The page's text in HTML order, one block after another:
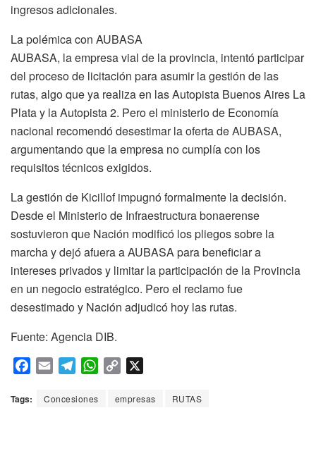
ingresos adicionales.
La polémica con AUBASA
AUBASA, la empresa vial de la provincia, intentó participar
del proceso de licitación para asumir la gestión de las
rutas, algo que ya realiza en las Autopista Buenos Aires La
Plata y la Autopista 2. Pero el ministerio de Economía
nacional recomendó desestimar la oferta de AUBASA,
argumentando que la empresa no cumplía con los
requisitos técnicos exigidos.
La gestión de Kicillof impugnó formalmente la decisión.
Desde el Ministerio de Infraestructura bonaerense
sostuvieron que Nación modificó los pliegos sobre la
marcha y dejó afuera a AUBASA para beneficiar a
intereses privados y limitar la participación de la Provincia
en un negocio estratégico. Pero el reclamo fue
desestimado y Nación adjudicó hoy las rutas.
Fuente: Agencia DIB.
c
a
l
W
p
Tags: Concesiones empresas RUTAS